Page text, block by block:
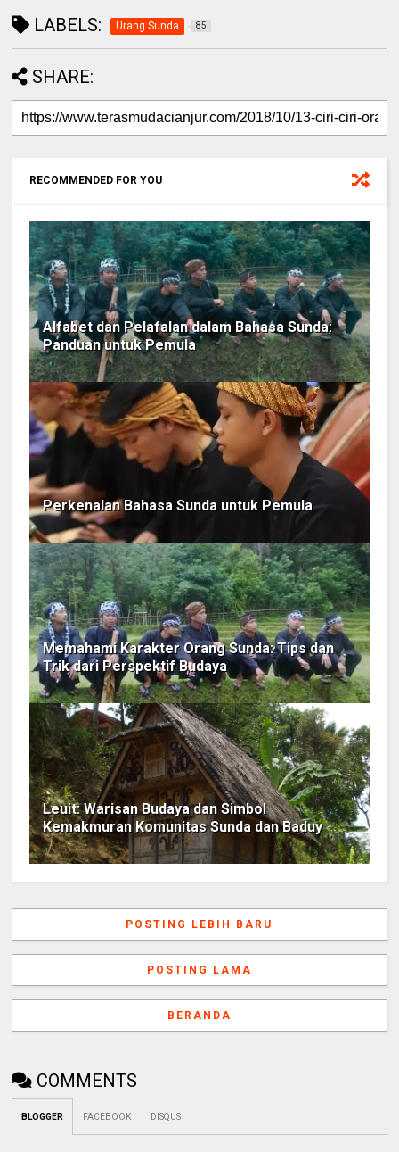
LABELS: Urang Sunda 85
SHARE:
RECOMMENDED FOR YOU
Alfabet dan Pelafalan dalam Bahasa Sunda:
Panduan untuk Pemula
Perkenalan Bahasa Sunda untuk Pemula
Memahami Karakter Orang Sunda: Tips dan
Trik dari Perspektif Budaya
Leuit: Warisan Budaya dan Simbol
Kemakmuran Komunitas Sunda dan Baduy
POSTING LEBIH BARU
POSTING LAMA
BERANDA
COMMENTS
BLOGGER FACEBOOK DISQUS